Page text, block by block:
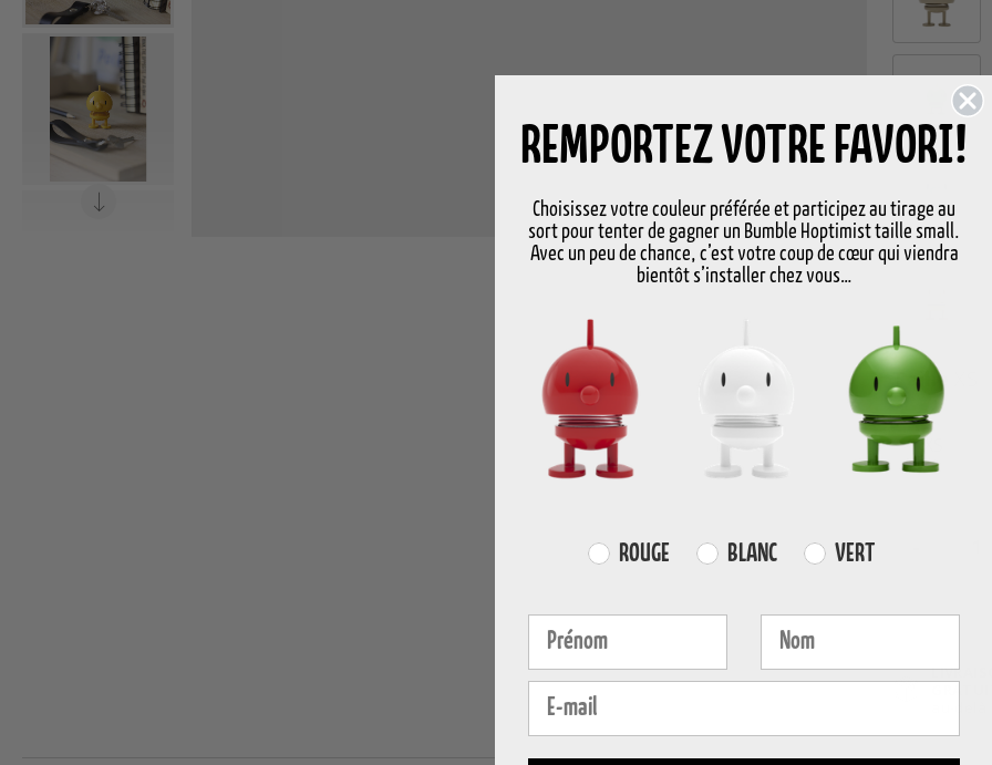
d’Ehrenreich
les tout
yeux
Hoptimists font
entier. Les
de couleurs
chaque
Taille
XS
au-
REMPORTEZ VOTRE FAVORI!
Choisissez votre couleur préférée et participez au tirage au
sort pour tenter de gagner un Bumble Hoptimist taille small.
Avec un peu de chance, c’est votre coup de cœur qui viendra
bientôt s’installer chez vous…
Farvevalg
ROUGE BLANC VERT
Fornavn Efternavn
E-mail